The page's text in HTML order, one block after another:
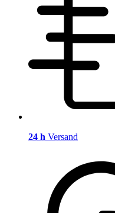
24 h Versand